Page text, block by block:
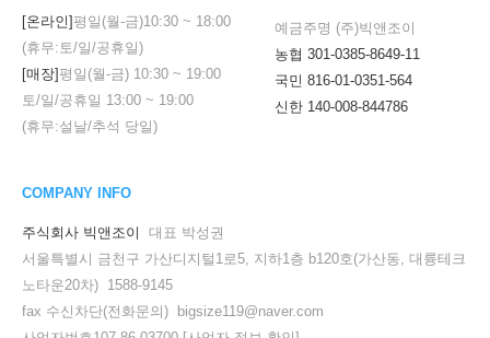
[온라인]평일(월-금)10:30 ~ 18:00
(휴무:토/일/공휴일)
[매장]평일(월-금) 10:30 ~ 19:00
토/일/공휴일 13:00 ~ 19:00
(휴무:설날/추석 당일)
예금주명 (주)빅앤조이
농협 301-0385-8649-11
국민 816-01-0351-564
신한 140-008-844786
COMPANY INFO
주식회사 빅앤조이
대표 박성권
서울특별시 금천구 가산디지털1로5, 지하1층 b120호(가산동, 대륭테크
노타운20차) 1588-9145
fax 수신차단(전화문의) bigsize119@naver.com